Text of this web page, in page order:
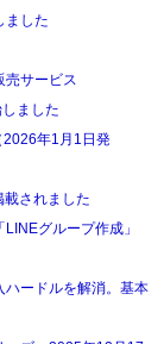
ました
売サービス
ました
2026年1月1日発
載されました
グループ作成」
ハードルを解消。基本